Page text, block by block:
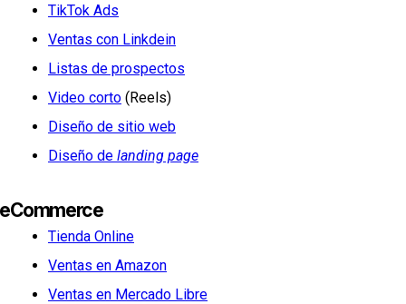
TikTok Ads
Ventas con Linkdein
Listas de prospectos
Video corto (Reels)
Diseño de sitio web
Diseño de landing page
eCommerce
Tienda Online
Ventas en Amazon
Ventas en Mercado Libre